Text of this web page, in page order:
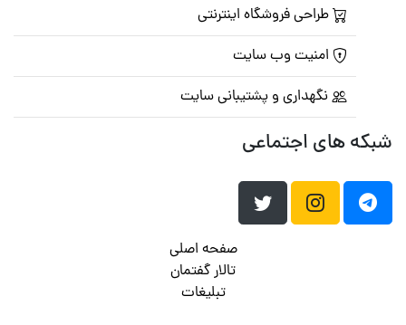
طراحی فروشگاه اینترنتی
امنیت وب سایت
نگهداری و پشتیبانی سایت
شبکه های اجتماعی
صفحه اصلی
تالار گفتمان
تبلیغات